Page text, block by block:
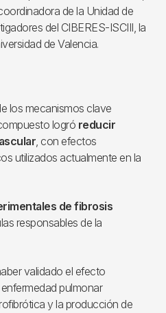
de la Unidad de
del CIBERES-ISCIII, la
de Valencia.
los mecanismos clave
logró reducir
, con efectos
utilizados actualmente en la
de fibrosis
responsables de la
validado el efecto
pulmonar
y la producción de